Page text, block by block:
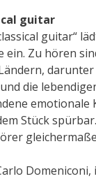
guitar
guitar“
ein. Zu hören
die
emotionale
Stück